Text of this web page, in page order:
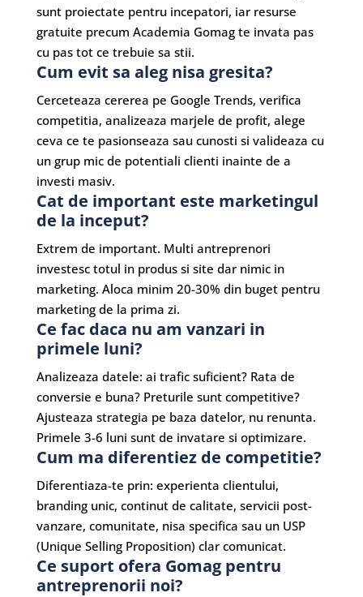
sunt proiectate pentru incepatori, iar resurse
gratuite precum Academia Gomag te invata pas
cu pas tot ce trebuie sa stii.
Cum evit sa aleg nisa gresita?
Cerceteaza cererea pe Google Trends, verifica
competitia, analizeaza marjele de profit, alege
ceva ce te pasionseaza sau cunosti si valideaza cu
un grup mic de potentiali clienti inainte de a
investi masiv.
Cat de important este marketingul
de la inceput?
Extrem de important. Multi antreprenori
investesc totul in produs si site dar nimic in
marketing. Aloca minim 20-30% din buget pentru
marketing de la prima zi.
Ce fac daca nu am vanzari in
primele luni?
Analizeaza datele: ai trafic suficient? Rata de
conversie e buna? Preturile sunt competitive?
Ajusteaza strategia pe baza datelor, nu renunta.
Primele 3-6 luni sunt de invatare si optimizare.
Cum ma diferentiez de competitie?
Diferentiaza-te prin: experienta clientului,
branding unic, continut de calitate, servicii post-
vanzare, comunitate, nisa specifica sau un USP
(Unique Selling Proposition) clar comunicat.
Ce suport ofera Gomag pentru
antreprenorii noi?